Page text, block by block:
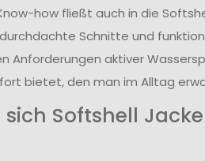
how fließt auch in die
Schnitte und
Anforderungen aktiver
bietet, den man im Alltag
Softshell